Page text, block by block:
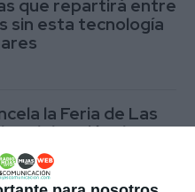
que repartirá entre
sin esta tecnología
la Feria de Las
celebración de San